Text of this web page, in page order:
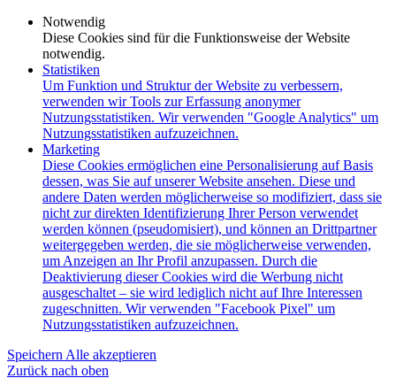
Notwendig
Diese Cookies sind für die Funktionsweise der Website
notwendig.
Statistiken
Um Funktion und Struktur der Website zu verbessern,
verwenden wir Tools zur Erfassung anonymer
Nutzungsstatistiken. Wir verwenden "Google Analytics" um
Nutzungsstatistiken aufzuzeichnen.
Marketing
Diese Cookies ermöglichen eine Personalisierung auf Basis
dessen, was Sie auf unserer Website ansehen. Diese und
andere Daten werden möglicherweise so modifiziert, dass sie
nicht zur direkten Identifizierung Ihrer Person verwendet
werden können (pseudomisiert), und können an Drittpartner
weitergegeben werden, die sie möglicherweise verwenden,
um Anzeigen an Ihr Profil anzupassen. Durch die
Deaktivierung dieser Cookies wird die Werbung nicht
ausgeschaltet – sie wird lediglich nicht auf Ihre Interessen
zugeschnitten. Wir verwenden "Facebook Pixel" um
Nutzungsstatistiken aufzuzeichnen.
Speichern Alle akzeptieren
Zurück nach oben